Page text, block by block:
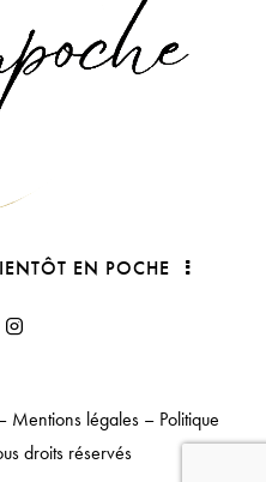
EN POCHE
Mentions légales – Politique
droits réservés